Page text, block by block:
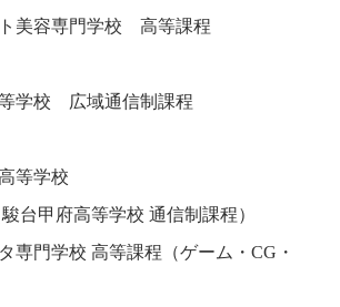
美容専門学校 高等課程
学校 広域通信制課程
等学校
台甲府高等学校 通信制課程）
専門学校 高等課程（ゲーム・CG・